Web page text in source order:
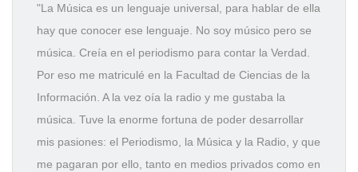
"La Música es un lenguaje universal, para hablar de ella
hay que conocer ese lenguaje. No soy músico pero se
música. Creía en el periodismo para contar la Verdad.
Por eso me matriculé en la Facultad de Ciencias de la
Información. A la vez oía la radio y me gustaba la
música. Tuve la enorme fortuna de poder desarrollar
mis pasiones: el Periodismo, la Música y la Radio, y que
me pagaran por ello, tanto en medios privados como en